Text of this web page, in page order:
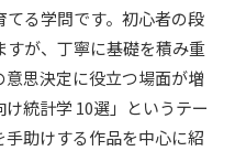
る学問です。初心者の段
が、丁寧に基礎を積み重
思決定に役立つ場面が増
統計学 10選」というテー
助けする作品を中心に紹